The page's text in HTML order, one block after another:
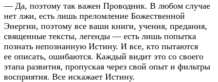
— Да, поэтому так важен Проводник. В любом случае
нет лжи, есть лишь преломление Божественной
Энергии, поэтому все ваши книги, учения, предания,
священные тексты, легенды — есть лишь попытка
познать непознанную Истину. И все, кто пытаются
ее описать, ошибаются. Каждый видит это со своего
этапа развития, пропуская через свой опыт и фильтры
восприятия. Все искажает Истину.